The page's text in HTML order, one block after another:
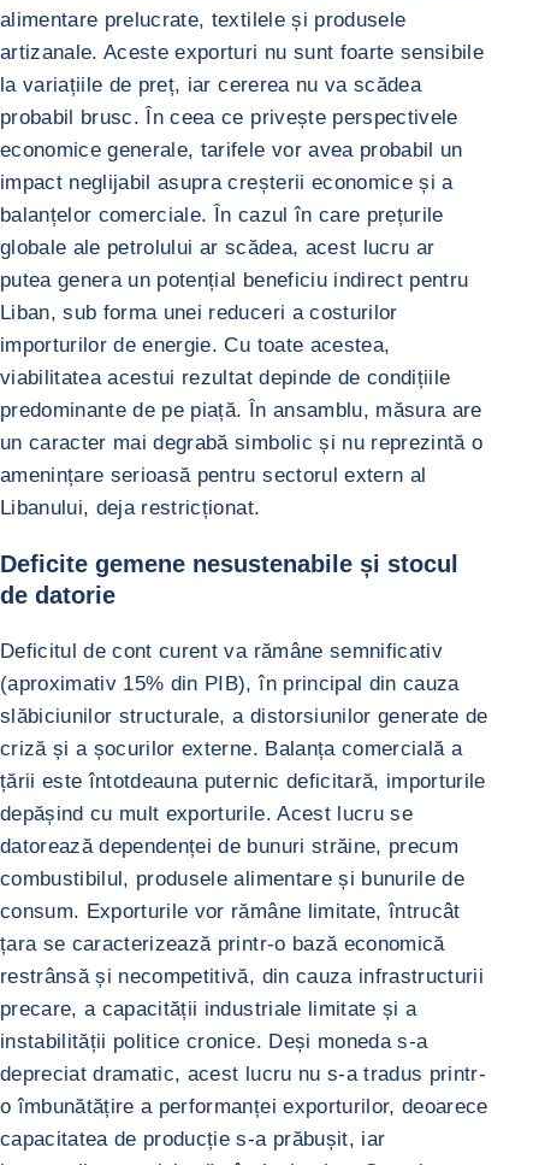
alimentare prelucrate, textilele și produsele
artizanale. Aceste exporturi nu sunt foarte sensibile
la variațiile de preț, iar cererea nu va scădea
probabil brusc. În ceea ce privește perspectivele
economice generale, tarifele vor avea probabil un
impact neglijabil asupra creșterii economice și a
balanțelor comerciale. În cazul în care prețurile
globale ale petrolului ar scădea, acest lucru ar
putea genera un potențial beneficiu indirect pentru
Liban, sub forma unei reduceri a costurilor
importurilor de energie. Cu toate acestea,
viabilitatea acestui rezultat depinde de condițiile
predominante de pe piață. În ansamblu, măsura are
un caracter mai degrabă simbolic și nu reprezintă o
amenințare serioasă pentru sectorul extern al
Libanului, deja restricționat.
Deficite gemene nesustenabile și stocul
de datorie
Deficitul de cont curent va rămâne semnificativ
(aproximativ 15% din PIB), în principal din cauza
slăbiciunilor structurale, a distorsiunilor generate de
criză și a șocurilor externe. Balanța comercială a
țării este întotdeauna puternic deficitară, importurile
depășind cu mult exporturile. Acest lucru se
datorează dependenței de bunuri străine, precum
combustibilul, produsele alimentare și bunurile de
consum. Exporturile vor rămâne limitate, întrucât
țara se caracterizează printr-o bază economică
restrânsă și necompetitivă, din cauza infrastructurii
precare, a capacității industriale limitate și a
instabilității politice cronice. Deși moneda s-a
depreciat dramatic, acest lucru nu s-a tradus printr-
o îmbunătățire a performanței exporturilor, deoarece
capacitatea de producție s-a prăbușit, iar